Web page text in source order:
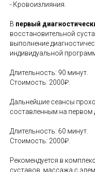
- Кровоизлияния.
В первый
восстановительной
выполнение
индивидуальной
Длительность: 90 минут.
Стоимость: 2000₽.
Дальнейшие сеансы
составленным на первом
Длительность: 60 минут.
Стоимость: 2000₽.
Рекомендуется в
суставов, массажа с